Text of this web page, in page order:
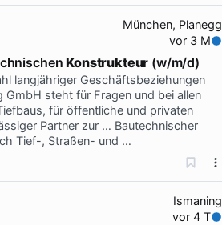
München, Planegg
vor 3 M
Konstrukteur (w/m/d)
langjähriger Geschäftsbeziehungen
GmbH steht für Fragen und bei allen
für öffentliche und privaten
Partner zur … Bautechnischer
Tief-, Straßen- und …
Ismaning
vor 4 T